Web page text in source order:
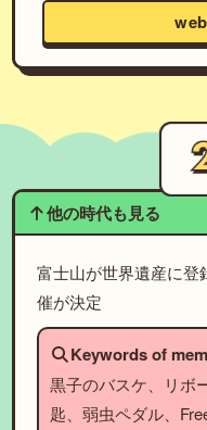
他の時代も見る
富士山が世界遺産に登
催が決定
Keywords of
黒子のバスケ、リボ
匙、弱虫ペダル、